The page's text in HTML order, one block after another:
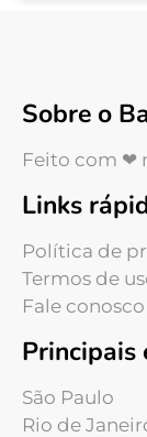
Sobre o
Feito com ❤
Links
Política de
Termos de
Fale conosco
Principais
São Paulo
Rio de